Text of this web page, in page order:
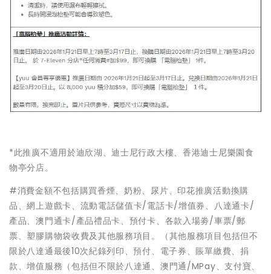
*此推廣不適用於迪欣湖、迪士尼行政大樓、香港迪士尼樂園食
物亭分店。
#消費金額不包括購買香煙、奶粉、尿片、印花推廣活動換購
品、網上遊戲卡、流動電話儲值卡/電話卡/增值券、八達通卡/
產品、澳門通卡/產品禮品卡、預付卡、各款入場劵/車票/郵
票、塑膠購物袋收費及其他服務項目。（其他服務項目包括但不
限於八達通最後10次紀錄列印、預付、電子券、賬單繳費、捐
款、增值服務（包括但不限於八達通、澳門通/MPay、支付寶、